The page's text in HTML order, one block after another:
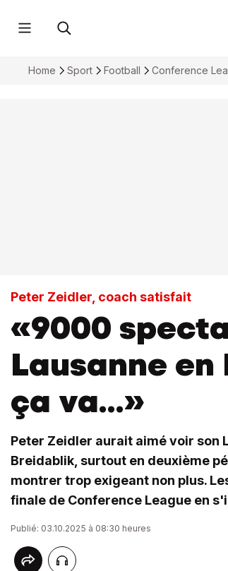
Home Sport Football Conference
Peter Zeidler, coach satisfait
«9000
Lausanne en
ça va...»
Peter Zeidler aurait aimé voir son
Breidablik, surtout en deuxième
montrer trop exigeant non plus.
finale de Conference League en
Publié: 03.10.2025 à 08:30 heures